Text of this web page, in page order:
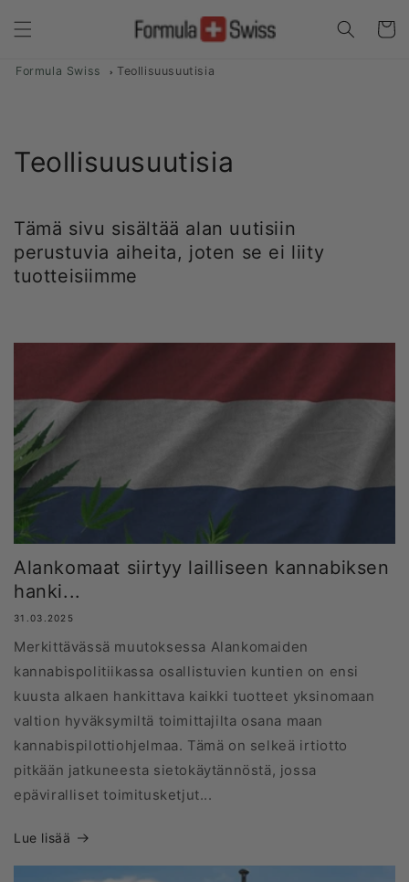
siirry
sisältöön
Formula Swiss Teollisuusuutisia
Teollisuusuutisia
Tämä sivu sisältää alan uutisiin
perustuvia aiheita, joten se ei liity
tuotteisiimme
Alankomaat siirtyy lailliseen kannabiksen
hanki...
31.03.2025
Merkittävässä muutoksessa Alankomaiden
kannabispolitiikassa osallistuvien kuntien on ensi
kuusta alkaen hankittava kaikki tuotteet yksinomaan
valtion hyväksymiltä toimittajilta osana maan
kannabispilottiohjelmaa. Tämä on selkeä irtiotto
pitkään jatkuneesta sietokäytännöstä, jossa
epäviralliset toimitusketjut...
Lue lisää